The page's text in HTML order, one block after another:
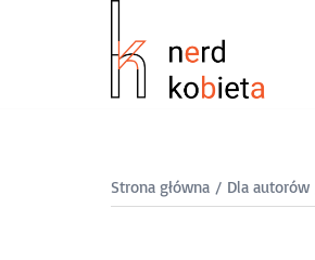
Strona główna / Dla autorów